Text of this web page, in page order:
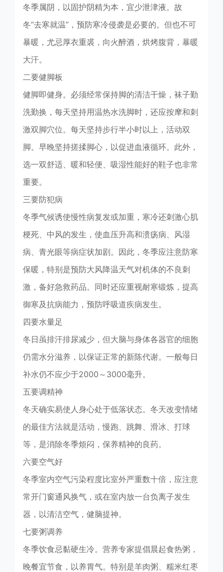
冬季属阴，以固护阴精为本，宜少泄津液。故
冬“去寒就温”，预防寒冷侵袭是必要的。但也不可
暴暖，尤忌厚衣重裘，向火醉酒，烘烤腹背，暴暖
大汗。
二要健脚板
健脚即健身。必须经常保持脚的清洁干燥，袜子勤
洗勤换，每天坚持用温热水洗脚时，还应按摩和刺
激双脚穴位。每天坚持步行半小时以上，活动双
脚。早晚坚持搓揉脚心，以促进血液循环。此外，
选一双舒适、暖和轻便、吸湿性能好的鞋子也非常
重要。
三要防犯病
冬季气候诱使慢性病复发或加重，寒冷还刺激心肌
梗死、中风的发生，使血压升高和溃疡病、风湿
病、青光眼等病症状加剧。因此，冬季应注意防寒
保暖，特别是预防大风降温天气对机体的不良刺
激，备好急救药品。同时还应重视耐寒锻炼，提高
御寒及抗病能力，预防呼吸道疾病发生。
四要水量足
冬日虽排汗排尿减少，但大脑与身体各器官的细胞
仍需水分滋养，以保证正常的新陈代谢。一般每日
补水仍不应少于2000～3000毫升。
五要调精神
冬天确实易使人身心处于低落状态。冬天改变情绪
的最佳方法就是活动，慢跑、跳舞、滑冰、打球
等，是消除冬季烦闷，保养精神的良药。
六要空气好
冬季室内空气污染程度比室外严重数十倍，应注意
常开门窗通风换气，或在室内放一台负离子发生
器，以清洁空气，健脑提神。
七要粥调养
冬季饮食忌黏硬生冷。营养专家提倡晨起食热粥，
晚餐宜节食，以养胃气。特别是羊肉粥、糯米红枣